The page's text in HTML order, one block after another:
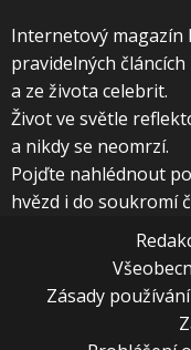
Internetový magazín
pravidelných
a ze života celebrit.
Život ve světle
a nikdy se neomrzí.
Pojďte nahlédnout
hvězd i do soukromí
Zásady